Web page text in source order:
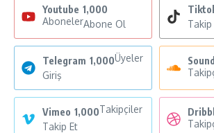
Youtube 1,000
AbonelerAbone Ol
Takip
Telegram 1,000Üyeler
Giriş
Vimeo 1,000Takipçiler
Takip Et